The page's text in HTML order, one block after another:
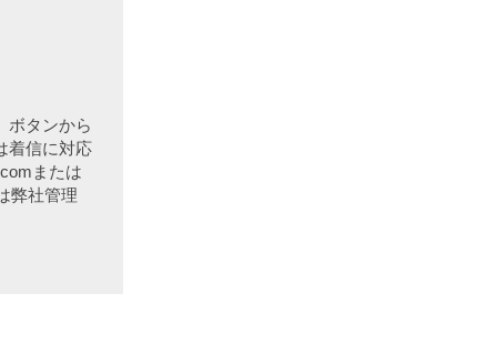
ボタンから
着信に対応
または
弊社管理